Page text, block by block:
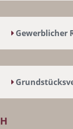
Gewerblicher
H